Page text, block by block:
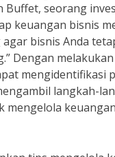
Buffet, seorang
keuangan bisnis
bisnis Anda
Dengan
mengidentifikasi
langkah-
mengelola